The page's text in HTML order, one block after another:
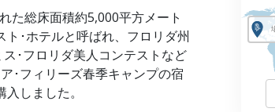
た総床面積約5,000平方メート
･ホテルと呼ばれ、フロリダ州
･フロリダ美人コンテストなど
･フィリーズ春季キャンプの宿
しました。